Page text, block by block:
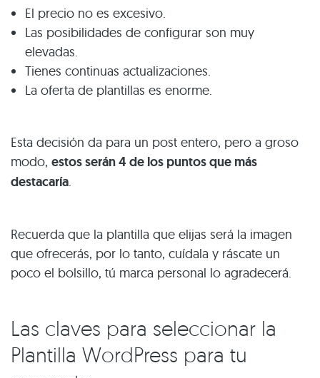
El precio no es excesivo.
Las posibilidades de configurar son muy
elevadas.
Tienes continuas actualizaciones.
La oferta de plantillas es enorme.
Esta decisión da para un post entero, pero a groso
modo, estos serán 4 de los puntos que más
destacaría.
Recuerda que la plantilla que elijas será la imagen
que ofrecerás, por lo tanto, cuídala y ráscate un
poco el bolsillo, tú marca personal lo agradecerá.
Las claves para seleccionar la
Plantilla WordPress para tu